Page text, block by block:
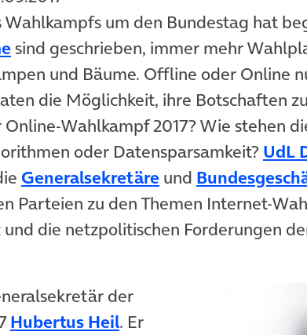
Wahlkampfs um den Bundestag hat
(öffnet in neuem Tab)
sind geschrieben, immer mehr
und Bäume. Offline oder Online
die Möglichkeit, ihre Botschaften
Wahlkampf 2017? Wie stehen
oder Datensparsamkeit? UdL
Generalsekretäre(öffnet in neuem
und
Parteien zu den Themen Internet-
die netzpolitischen Forderungen
der
Hubertus Heil. Er